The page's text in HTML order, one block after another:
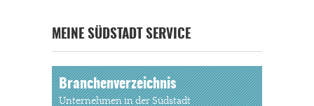
MEINE SÜDSTADT SERVICE
Branchenverzeichnis
Unternehmen in der Südstadt